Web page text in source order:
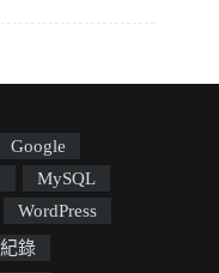
Google
MySQL
WordPress
錄